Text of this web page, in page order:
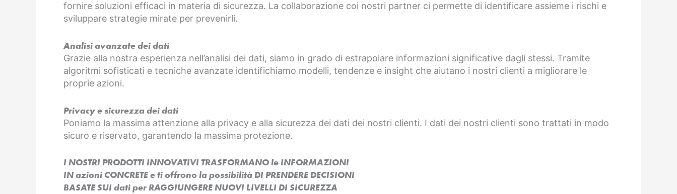
fornire soluzioni efficaci in materia di sicurezza. La collaborazione coi nostri partner ci permette di identificare assieme i rischi e
sviluppare strategie mirate per prevenirli.
Analisi avanzate dei dati
Grazie alla nostra esperienza nell’analisi dei dati, siamo in grado di estrapolare informazioni significative dagli stessi. Tramite
algoritmi sofisticati e tecniche avanzate identifichiamo modelli, tendenze e insight che aiutano i nostri clienti a migliorare le
proprie azioni.
Privacy e sicurezza dei dati
Poniamo la massima attenzione alla privacy e alla sicurezza dei dati dei nostri clienti. I dati dei nostri clienti sono trattati in modo
sicuro e riservato, garantendo la massima protezione.
I NOSTRI PRODOTTI INNOVATIVI TRASFORMANO le INFORMAZIONI
IN azioni CONCRETE e ti offrono la possibilità DI PRENDERE DECISIONI
BASATE SUI dati per RAGGIUNGERE NUOVI LIVELLI DI SICUREZZA